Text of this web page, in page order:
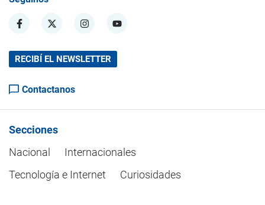
RECIBÍ EL NEWSLETTER
Contactanos
Secciones
Nacional
Internacionales
Tecnología e Internet
Curiosidades